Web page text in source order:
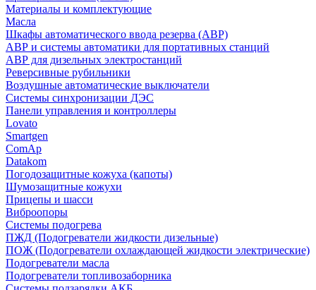
Материалы и комплектующие
Масла
Шкафы автоматического ввода резерва (АВР)
АВР и системы автоматики для портативных станций
АВР для дизельных электростанций
Реверсивные рубильники
Воздушные автоматические выключатели
Системы синхронизации ДЭС
Панели управления и контроллеры
Lovato
Smartgen
ComAp
Datakom
Погодозащитные кожуха (капоты)
Шумозащитные кожухи
Прицепы и шасси
Виброопоры
Системы подогрева
ПЖД (Подогреватели жидкости дизельные)
ПОЖ (Подогреватели охлаждающей жидкости электрические)
Подогреватели масла
Подогреватели топливозаборника